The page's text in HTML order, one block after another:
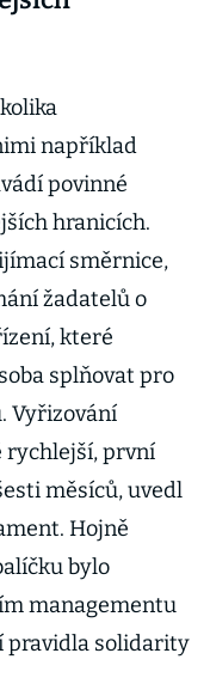
například
povinné
hranicích.
směrnice,
žadatelů o
které
splňovat pro
Vyřizování
rychlejší, první
měsíců, uvedl
Hojně
bylo
managementu
pravidla solidarity